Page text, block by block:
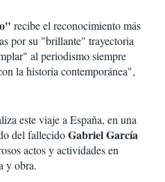
recibe el reconocimiento más
por su "brillante" trayectoria
al periodismo siempre
la historia contemporánea",
este viaje a España, en una
del fallecidoGabriel García
actos y actividades en
y obra.